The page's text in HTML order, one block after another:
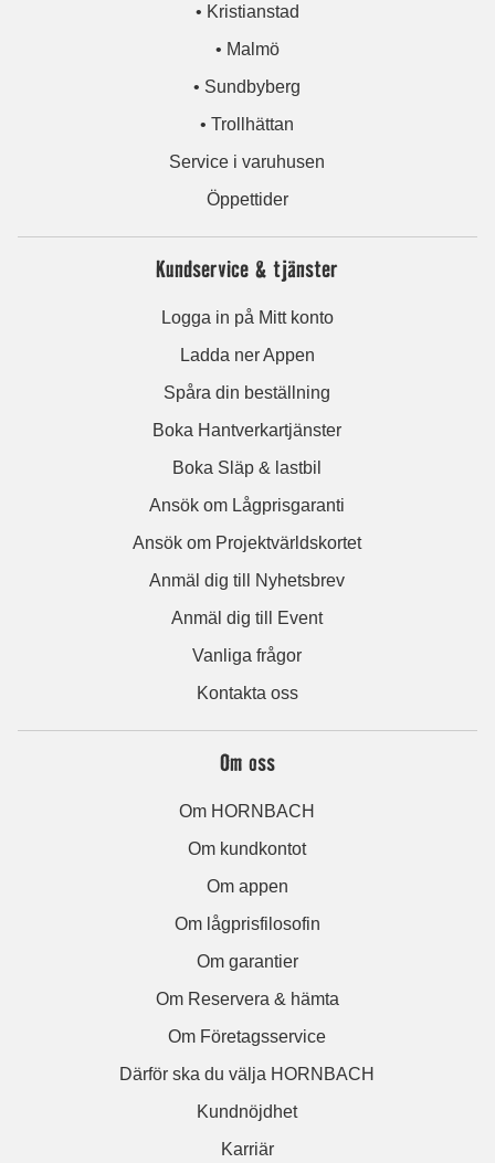
• Kristianstad
• Malmö
• Sundbyberg
• Trollhättan
Service i varuhusen
Öppettider
Kundservice & tjänster
Logga in på Mitt konto
Ladda ner Appen
Spåra din beställning
Boka Hantverkartjänster
Boka Släp & lastbil
Ansök om Lågprisgaranti
Ansök om Projektvärldskortet
Anmäl dig till Nyhetsbrev
Anmäl dig till Event
Vanliga frågor
Kontakta oss
Om oss
Om HORNBACH
Om kundkontot
Om appen
Om lågprisfilosofin
Om garantier
Om Reservera & hämta
Om Företagsservice
Därför ska du välja HORNBACH
Kundnöjdhet
Karriär